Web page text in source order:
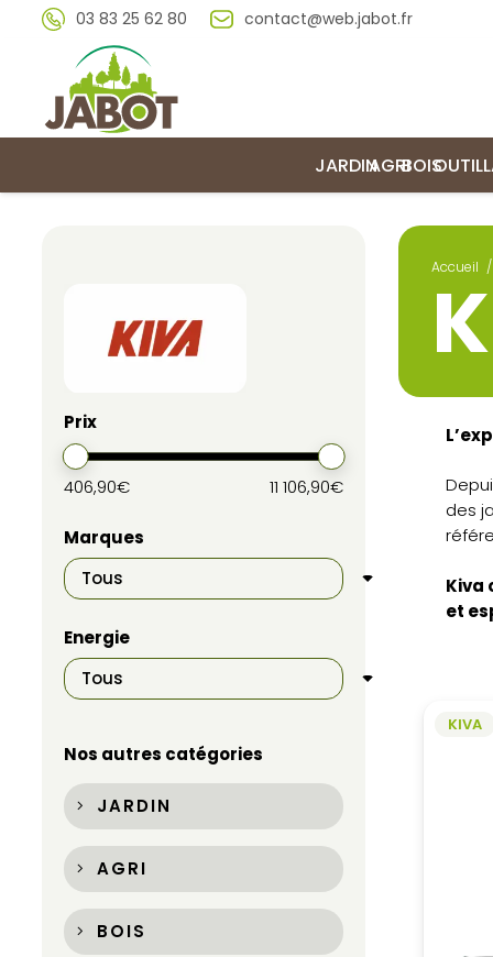
03 83 25 62 80 contact@web.jabot.fr
JARDINAGRIBOIS
Prix
406,90€ 11 106,90€
Marques
Energie
Nos autres catégories
JARDIN
AGRI
BOIS
Accueil /
des
Kiva
et
KIVA